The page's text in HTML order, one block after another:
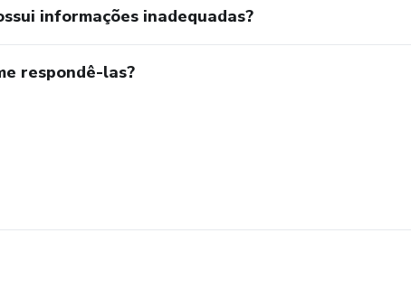
informações inadequadas?
respondê-las?